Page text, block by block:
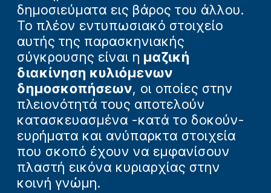
δημοσιεύματα εις βάρος του άλλου.
Το πλέον εντυπωσιακό στοιχείο
αυτής της παρασκηνιακής
σύγκρουσης είναι η μαζική
διακίνηση κυλιόμενων
δημοσκοπήσεων, οι οποίες στην
πλειονότητά τους αποτελούν
κατασκευασμένα -κατά το δοκούν-
ευρήματα και ανύπαρκτα στοιχεία
που σκοπό έχουν να εμφανίσουν
πλαστή εικόνα κυριαρχίας στην
κοινή γνώμη.